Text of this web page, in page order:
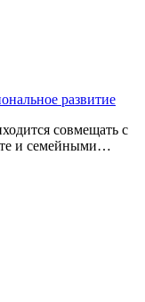
развитие
совмещать с
и семейными…